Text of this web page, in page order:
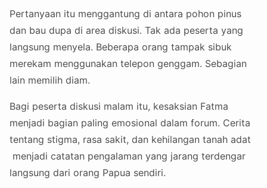
Pertanyaan itu menggantung di antara pohon pinus
dan bau dupa di area diskusi. Tak ada peserta yang
langsung menyela. Beberapa orang tampak sibuk
merekam menggunakan telepon genggam. Sebagian
lain memilih diam.
Bagi peserta diskusi malam itu, kesaksian Fatma
menjadi bagian paling emosional dalam forum. Cerita
tentang stigma, rasa sakit, dan kehilangan tanah adat
menjadi catatan pengalaman yang jarang terdengar
langsung dari orang Papua sendiri.